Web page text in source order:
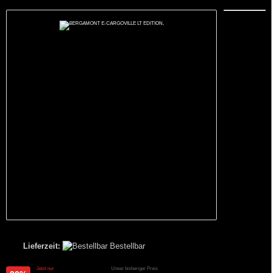
Lieferzeit: Bestellbar
Jetzt nur Unser bisheriger Preis